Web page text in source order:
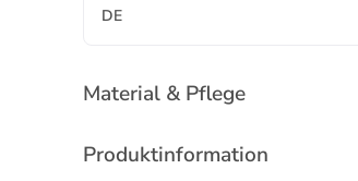
DE
Material & Pflege
Produktinformation